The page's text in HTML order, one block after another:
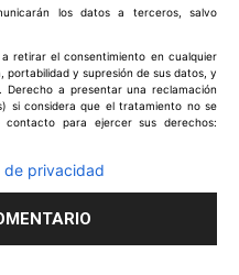
los datos a terceros, salvo
retirar el consentimiento en cualquier
y supresión de sus datos, y
a presentar una reclamación
si considera que el tratamiento no se
para ejercer sus derechos:
de privacidad